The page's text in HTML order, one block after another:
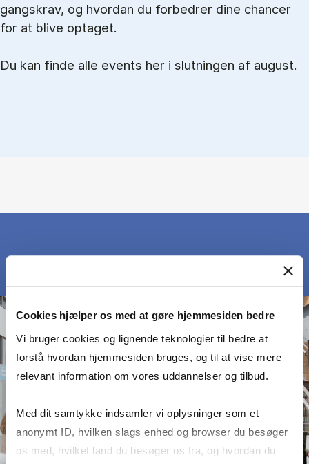
Cookies hjælper os med at gøre hjemmesiden bedre
Vi bruger cookies og lignende teknologier til bedre at
forstå hvordan hjemmesiden bruges, og til at vise mere
relevant information om vores uddannelser og tilbud.
Med dit samtykke indsamler vi oplysninger som et
anonymt ID, hvilken slags enhed og browser du besøger
os med, hvilket land du besøger os fra, og hvordan du
gangs­krav, og hvordan du forbedrer dine chancer
for at blive optaget.
Du kan finde alle events her i slutningen af august.